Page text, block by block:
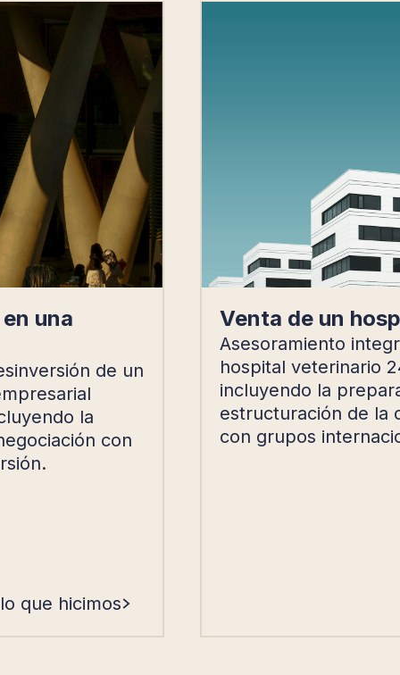
una
de un
la
con
que hicimos
Venta de un
Asesoramiento
hospital veterinario
incluyendo la
estructuración de la
con grupos